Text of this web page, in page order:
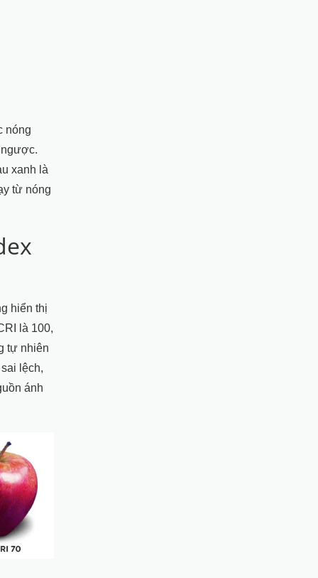
nóng
xanh là
từ nóng
hiển thị
là 100,
tự nhiên
lệch,
ánh